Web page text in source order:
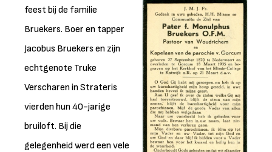
feest bij de familie
Bruekers. Boer en tapper
Jacobus Bruekers en zijn
echtgenote Truke
Verscharen in Strateris
vierden hun 40-jarige
bruiloft. Bij die
gelegenheid werd een vele